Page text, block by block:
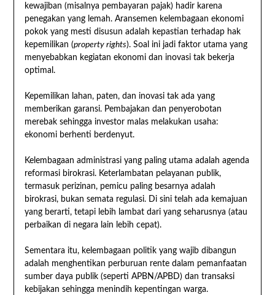
kewajiban (misalnya pembayaran pajak) hadir karena
penegakan yang lemah. Aransemen kelembagaan ekonomi
pokok yang mesti disusun adalah kepastian terhadap hak
kepemilikan (property rights). Soal ini jadi faktor utama yang
menyebabkan kegiatan ekonomi dan inovasi tak bekerja
optimal.
Kepemilikan lahan, paten, dan inovasi tak ada yang
memberikan garansi. Pembajakan dan penyerobotan
merebak sehingga investor malas melakukan usaha:
ekonomi berhenti berdenyut.
Kelembagaan administrasi yang paling utama adalah agenda
reformasi birokrasi. Keterlambatan pelayanan publik,
termasuk perizinan, pemicu paling besarnya adalah
birokrasi, bukan semata regulasi. Di sini telah ada kemajuan
yang berarti, tetapi lebih lambat dari yang seharusnya (atau
perbaikan di negara lain lebih cepat).
Sementara itu, kelembagaan politik yang wajib dibangun
adalah menghentikan perburuan rente dalam pemanfaatan
sumber daya publik (seperti APBN/APBD) dan transaksi
kebijakan sehingga menindih kepentingan warga.